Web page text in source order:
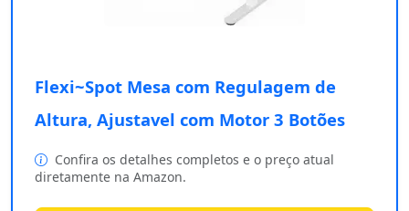
Flexi~Spot Mesa com Regulagem de
Altura, Ajustavel com Motor 3 Botões
Confira os detalhes completos e o preço atual
diretamente na Amazon.